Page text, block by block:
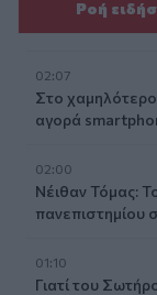
Ροή
02:07
Στο
αγορά
02:00
Νέιθαν Τόμας:
πανεπιστημίου
01:10
Γιατί του